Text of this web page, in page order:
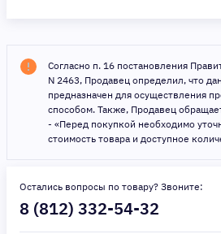
Согласно п. 16 постановления
N 2463, Продавец определил, что
предназначен для осуществления
способом. Также, Продавец
- «Перед покупкой необходимо
стоимость товара и доступное
Остались вопросы по товару? Звоните:
8 (812) 332-54-32